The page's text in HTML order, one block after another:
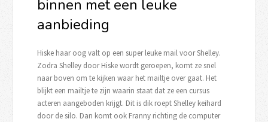
binnen met een leuke
aanbieding
Hiske haar oog valt op een super leuke mail voor Shelley.
Zodra Shelley door Hiske wordt geroepen, komt ze snel
naar boven om te kijken waar het mailtje over gaat. Het
blijkt een mailtje te zijn waarin staat dat ze een cursus
acteren aangeboden krijgt. Dit is dik roept Shelley keihard
door de silo. Dan komt ook Franny richting de computer